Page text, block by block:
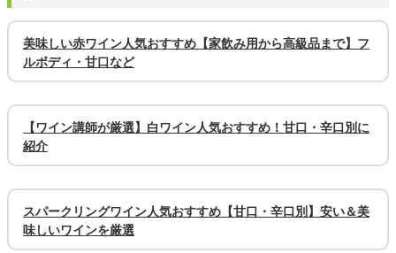
美味しい赤ワイン人気おすすめ【家飲み用から高級品まで】フ
ルボディ・甘口など
【ワイン講師が厳選】白ワイン人気おすすめ！甘口・辛口別に
紹介
スパークリングワイン人気おすすめ【甘口・辛口別】安い＆美
味しいワインを厳選